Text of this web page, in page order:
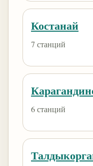
Костанай
7 станций
6 станций